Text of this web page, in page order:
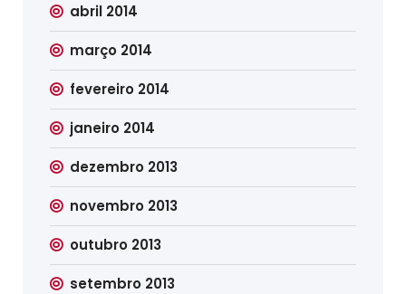
abril 2014
março 2014
fevereiro 2014
janeiro 2014
dezembro 2013
novembro 2013
outubro 2013
setembro 2013